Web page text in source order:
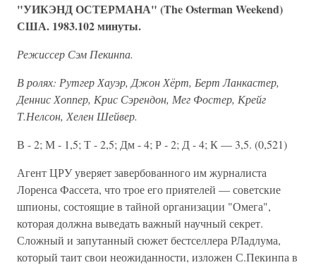
"УИКЭНД ОСТЕРМАНА" (The Osterman Weekend)
США. 1983.102 минуты.
Режиссер Сэм Пекинпа.
В ролях: Рутгер Хауэр, Джон Хёрт, Берт Ланкастер,
Деннис Хоппер, Крис Сэрендон, Мег Фостер, Крейг
Т.Нелсон, Хелен Шейвер.
В - 2; М - 1,5; Т - 2,5; Дм - 4; Р - 2; Д - 4; К — 3,5. (0,521)
Агент ЦРУ уверяет завербованного им журналиста
Лоренса Фассета, что трое его приятелей — советские
шпионы, состоящие в тайной организации "Омега",
которая должна выведать важный научный секрет.
Сложный и запутанный сюжет бестселлера РЛадлума,
который таит свои неожиданности, изложен С.Пекинпа в